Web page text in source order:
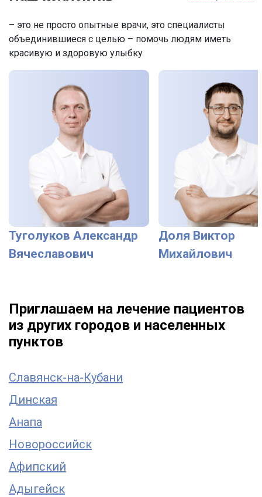
– это не просто опытные врачи, это специалисты
объединившиеся с целью – помочь людям иметь
красивую и здоровую улыбку
Туголуков Александр
Вячеславович
Доля Виктор
Михайлович
Приглашаем на лечение пациентов
из других городов и населенных
пунктов
Славянск-на-Кубани
Динская
Анапа
Новороссийск
Афипский
Адыгейск